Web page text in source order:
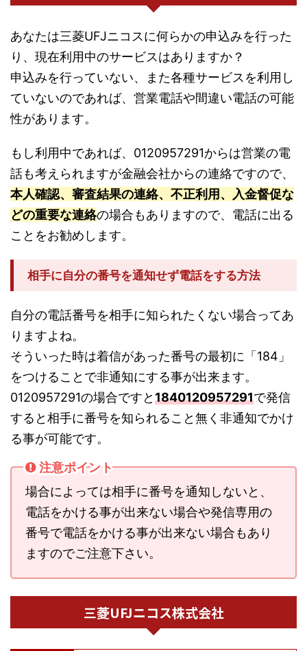
あなたは三菱UFJニコスに何らかの申込みを行った
り、現在利用中のサービスはありますか？
申込みを行っていない、また各種サービスを利用し
ていないのであれば、営業電話や間違い電話の可能
性があります。
もし利用中であれば、0120957291からは営業の電
話も考えられますが金融会社からの連絡ですので、
本人確認、審査結果の連絡、不正利用、入金督促な
どの重要な連絡の場合もありますので、電話に出る
ことをお勧めします。
相手に自分の番号を通知せず電話をする方法
自分の電話番号を相手に知られたくない場合ってあ
りますよね。
そういった時は着信があった番号の最初に「184」
をつけることで非通知にする事が出来ます。
0120957291の場合ですと1840120957291で発信
すると相手に番号を知られること無く非通知でかけ
る事が可能です。
注意ポイント
場合によっては相手に番号を通知しないと、
電話をかける事が出来ない場合や発信専用の
番号で電話をかける事が出来ない場合もあり
ますのでご注意下さい。
三菱UFJニコス株式会社